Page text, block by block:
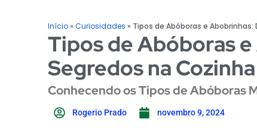
Início» Curiosidades » Tipos de Abóboras e
Tipos de Abóboras
Segredos na
Conhecendo os Tipos de Abóboras
Rogerio Prado novembro 9, 2024